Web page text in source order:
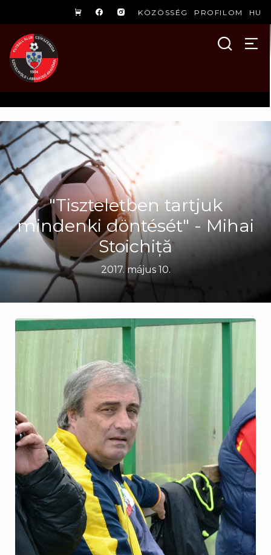
KÖZÖSSÉG PROFILOM HU
"Tiszteletben tartjuk
mindenki döntését" - Mihai
Stoichiță
2017. május 10.